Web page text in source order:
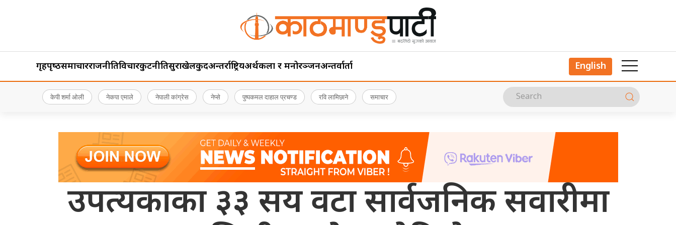
गृहपृष्‍ठसमाचारराजनीतिविचारकुटनीतिसुरक्षाखेलकुदअन्तर्राष्ट्रियअर्थकला र मनोरञ्जनअन्तर्वार्ता English
केपी शर्मा ओली नेकपा एमाले नेपाली कांग्रेस नेप्से पुष्पकमल दाहाल प्रचण्ड रवि लामिछाने समाचार
उपत्यकाका ३३ सय वटा सार्वजनिक सवारीमा